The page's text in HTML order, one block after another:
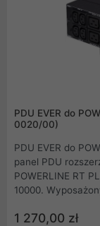
PDU EVER do
0020/00)
PDU EVER do
panel PDU
POWERLINE RT
10000.
osłone
C13 i IEC 320
1 270,00 zł